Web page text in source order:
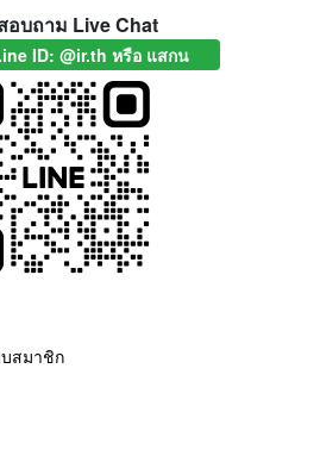
อบถาม Live Chat
ID: @ir.th หรือ แสกน
สมาชิก